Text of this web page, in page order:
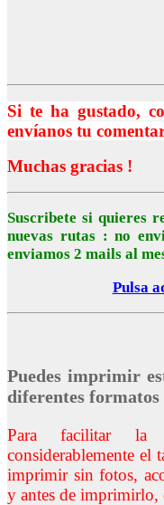
Si te ha gustado,
envíanos tu
Muchas gracias !
Suscribete si quieres
nuevas rutas : no
enviamos 2 mails al
Pulsa
Puedes imprimir
diferentes formatos
Para facilitar la
considerablemente el
imprimir sin fotos,
y antes de imprimirlo,